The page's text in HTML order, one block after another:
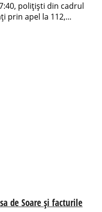
polițiști din cadrul
prin apel la 112,...
de Soare și facturile